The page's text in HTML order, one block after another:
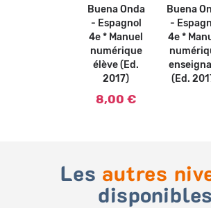
Buena Onda
- Espagnol
4e * Manuel
numérique
élève (Ed.
2017)
8,00 €
Buena
-
4e *
(Ed.
Les autres
disponibles